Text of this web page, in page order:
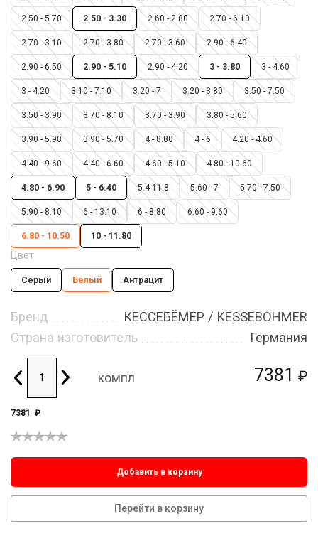
7381 ₽
2.50 - 5.70 2.50 - 3.30 2.60 - 2.80 2.70 - 6.10
2.70 - 3.10 2.70 - 3.80 2.70 - 3.60 2.90 - 6.40
2.90 - 6.50 2.90 - 5.10 2.90 - 4.20 3 - 3.80 3 - 4.60
3 - 4.20 3.10 - 7.10 3.20 - 7 3.20 - 3.80 3.50 - 7.50
3.50 - 3.90 3.70 - 8.10 3.70 - 3.90 3.80 - 5.60
3.90 - 5.90 3.90 - 5.70 4 - 8.80 4 - 6 4.20 - 4.60
4.40 - 9.60 4.40 - 6.60 4.60 - 5.10 4.80 - 10.60
4.80 - 6.90 5 - 6.40 5.4-11.8 5.60 - 7 5.70 - 7.50
5.90 - 8.10 6 - 13.10 6 - 8.80 6.60 - 9.60
6.80 - 10.50 10 - 11.80
Цвет
Серый Белый Антрацит
Бренд
КЕССЕБЁМЕР / KESSEBOHMER
Страна изготовитель
Германия
компл
7381 ₽
Добавить в корзину
Перейти в корзину